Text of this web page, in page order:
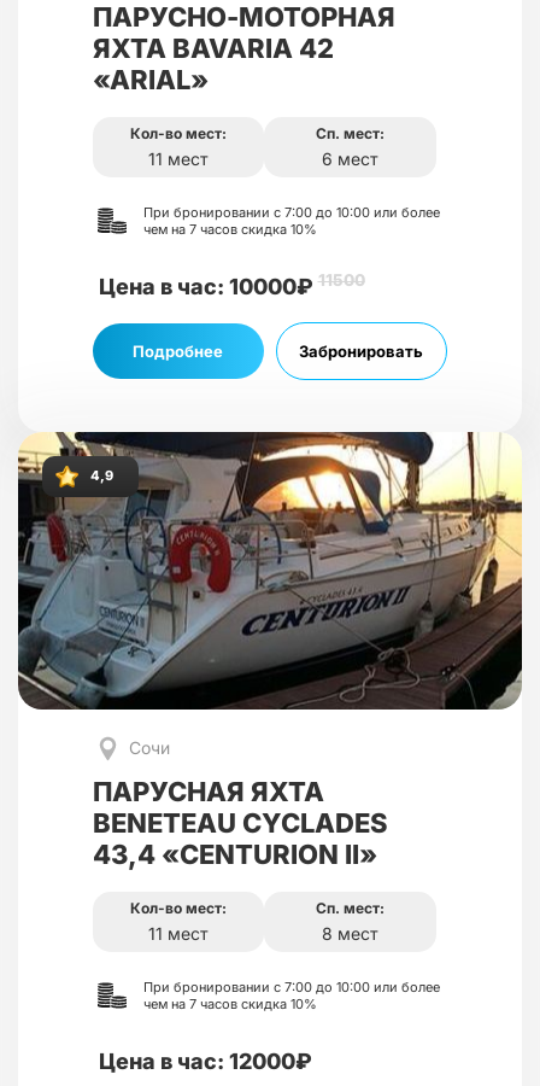
ПАРУСНО-МОТОРНАЯ
ЯХТА BAVARIA 42
«ARIAL»
Кол-во мест:
11 мест
Сп. мест:
6 мест
При бронировании с 7:00 до 10:00 или более
чем на 7 часов скидка 10%
Цена в час: 10000₽ 11500
Подробнее Забронировать
4,9
Сочи
ПАРУСНАЯ ЯХТА
BENETEAU CYCLADES
43,4 «CENTURION II»
Кол-во мест:
11 мест
Сп. мест:
8 мест
При бронировании с 7:00 до 10:00 или более
чем на 7 часов скидка 10%
Цена в час: 12000₽